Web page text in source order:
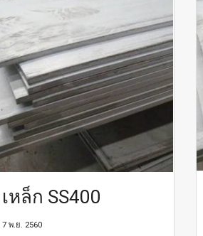
เหล็ก SS400
7 พ.ย. 2560